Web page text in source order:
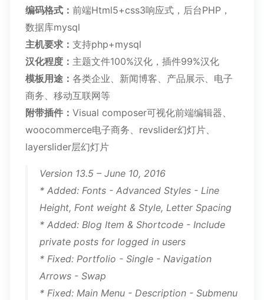
编码格式： 前端Html5+css3响应式，后台PHP，
数据库mysql
主机要求： 支持php+mysql
汉化程度： 主题文件100%汉化，插件99%汉化
模板用途： 各类企业、新闻博客、产品展示、电子
商务、移动互联网等
附带插件： Visual composer可视化前端编辑器、
woocommerce电子商务、revslider幻灯片、
layerslider层幻灯片
Version 13.5 – June 10, 2016
* Added: Fonts - Advanced Styles - Line
Height, Font weight & Style, Letter Spacing
* Added: Blog Item & Shortcode - Include
private posts for logged in users
* Fixed: Portfolio - Single - Navigation
Arrows - Swap
* Fixed: Main Menu - Description - Submenu